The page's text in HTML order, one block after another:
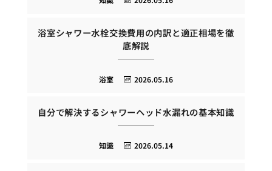
浴室シャワー水栓交換費用の内訳と適正相場を徹
底解説
2026.05.16
浴室
自分で解決するシャワーヘッド水漏れの基本知識
2026.05.14
知識